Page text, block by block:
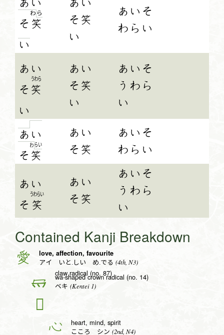
あ い
そ
わ ら
笑
い
あい
そ笑
い
あいそ
わらい
あ い
そ
うわら
笑
い
あい
そ笑
い
あいそ
うわら
い
あ い
そ
わらい
笑
あい
そ笑
あいそ
わらい
あ い
そ
うわらい
笑
あい
そ笑
あいそ
うわら
い
Contained Kanji Breakdown
愛 love, affection, favourite
アイ いと.しい め.でる (4th, N3)
claw radical (no. 87)
冖 wa-shaped crown radical (no. 14)
ベキ (Kentei 1)
𢖻
心 heart, mind, spirit
こころ シン (2nd, N4)